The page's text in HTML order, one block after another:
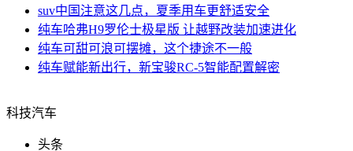
suv中国注意这几点，夏季用车更舒适安全
纯车哈弗H9罗伦士极星版 让越野改装加速进化
纯车可甜可浪可摆摊，这个捷途不一般
纯车赋能新出行，新宝骏RC-5智能配置解密
科技汽车
头条